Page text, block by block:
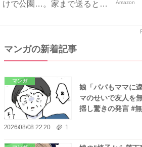
けで公園…。家まで送ると、
Amazon
マンガの新着記事
マンガ
娘「パパもママに
マのせいで友人を
揺し驚きの発言 #
2026/08/08 22:20 1